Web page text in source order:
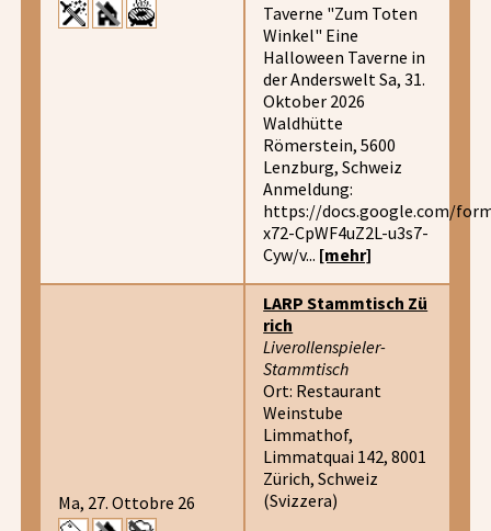
Taverne "Zum Toten
Winkel" Eine
Halloween Taverne in
der Anderswelt Sa, 31.
Oktober 2026
Waldhütte
Römerstein, 5600
Lenzburg, Schweiz
Anmeldung:
https://docs.google.com/
x72-CpWF4uZ2L-u3s7-
Cyw/v... [mehr]
Ma, 27. Ottobre 26
LARP Stammtisch Zü
rich
Liverollenspieler-
Stammtisch
Ort: Restaurant
Weinstube
Limmathof,
Limmatquai 142, 8001
Zürich, Schweiz
(Svizzera)